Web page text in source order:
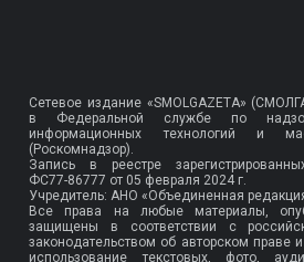
Сетевое издание «SMOLGAZETA»
в Федеральной службе по
информационных технологий и
(Роскомнадзор).
Запись в реестре
ФС77-86777 от 05 февраля 2024 г.
Учредитель: АНО «Объединенная
Все права на любые материалы,
защищены в соответствии с
законодательством об авторском
использование текстовых, фото,